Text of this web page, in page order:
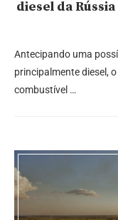
diesel da
Antecipando uma
principalmente diesel,
combustível …